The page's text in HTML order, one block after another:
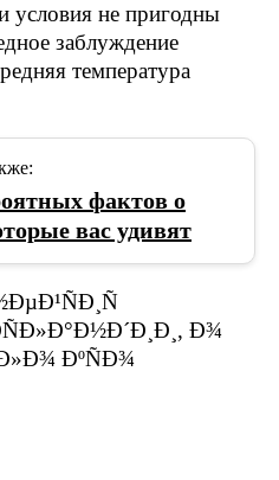
условия не пригодны
заблуждение
температура
фактов о
вас удивят